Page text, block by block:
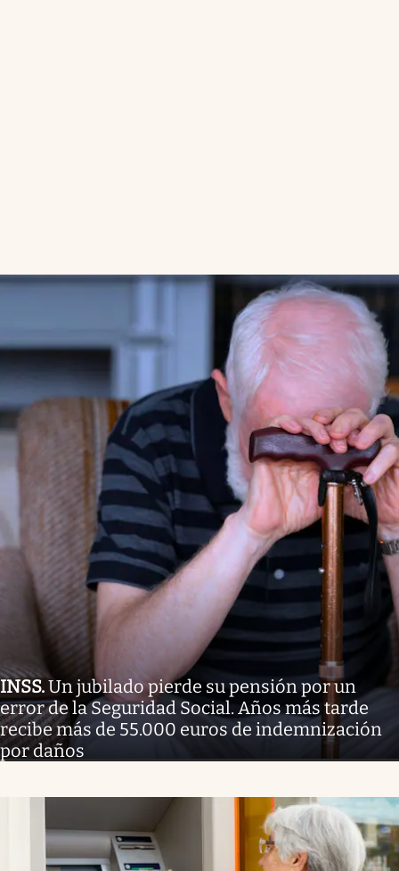
INSS.Un jubilado pierde su pensión por un
error de la Seguridad Social. Años más tarde
recibe más de 55.000 euros de indemnización
por daños